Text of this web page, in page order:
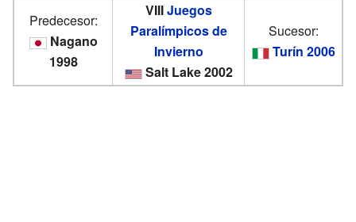
Predecesor:
Nagano
1998
VIIIJuegos
Paralímpicos de
Invierno
Salt Lake 2002
Sucesor:
Turín 2006